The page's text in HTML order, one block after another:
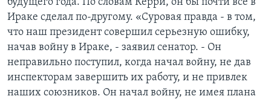
Ираке сделал по-другому. «Суровая правда - в том,
что наш президент совершил серьезную ошибку,
начав войну в Ираке, - заявил сенатор. - Он
неправильно поступил, когда начал войну, не дав
инспекторам завершить их работу, и не привлек
наших союзников. Он начал войну, не имея плана